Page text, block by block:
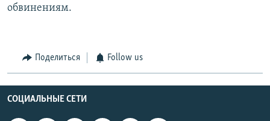
обвинениям.
Поделиться Follow us
СОЦИАЛЬНЫЕ СЕТИ